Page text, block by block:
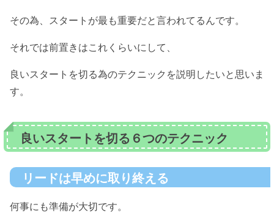
その為、スタートが最も重要だと言われてるんです。
それでは前置きはこれくらいにして、
良いスタートを切る為のテクニックを説明したいと思いま
す。
良いスタートを切る６つのテクニック
リードは早めに取り終える
何事にも準備が大切です。